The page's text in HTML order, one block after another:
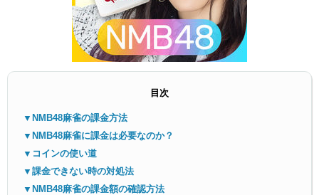
目次
▼NMB48麻雀の課金方法
▼NMB48麻雀に課金は必要なのか？
▼コインの使い道
▼課金できない時の対処法
▼NMB48麻雀の課金額の確認方法